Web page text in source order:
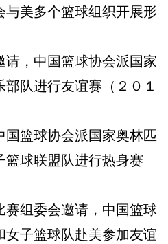
美多个篮球组织开展形
，中国篮球协会派国家
队进行友谊赛（２０１
篮球协会派国家奥林匹
球联盟队进行热身赛
组委会邀请，中国篮球
子篮球队赴美参加友谊